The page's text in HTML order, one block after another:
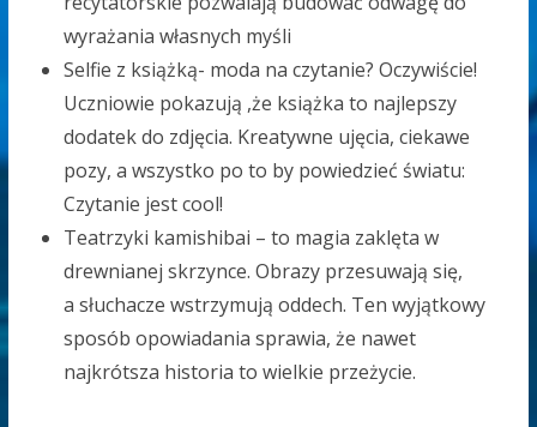
wyrażania własnych myśli
Selfie z książką- moda na czytanie? Oczywiście!
Uczniowie pokazują ,że książka to najlepszy
dodatek do zdjęcia. Kreatywne ujęcia, ciekawe
pozy, a wszystko po to by powiedzieć światu:
Czytanie jest cool!
Teatrzyki kamishibai – to magia zaklęta w
drewnianej skrzynce. Obrazy przesuwają się,
a słuchacze wstrzymują oddech. Ten wyjątkowy
sposób opowiadania sprawia, że nawet
najkrótsza historia to wielkie przeżycie.